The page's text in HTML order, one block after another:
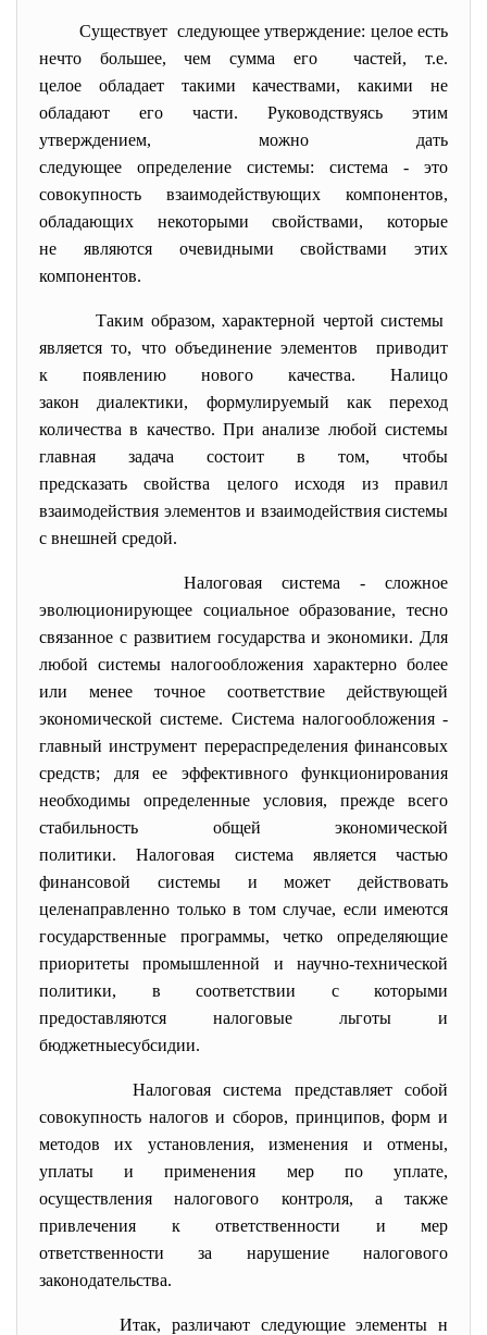
Существует следующее утверждение: целое есть
нечто большее, чем сумма его частей, т.е.
целое обладает такимикачествами, какими не
обладают его части. Руководствуясь этим
утверждением, можно дать
следующее определение системы: система - это
совокупность взаимодействующих компонентов,
обладающих некоторымисвойствами, которые
не являются очевиднымисвойствами этих
компонентов.
Таким образом, характерной чертой системы
является то, что объединение элементов приводит
к появлению нового качества. Налицо
закон диалектики, формулируемый как переход
количества в качество. При анализе любой системы
главная задача состоит в том, чтобы
предсказатьсвойства целого исходя из правил
взаимодействия элементов и взаимодействия системы
с внешней средой.
Налоговая система - сложное
эволюционирующее социальное образование, тесно
связанное с развитием государстваи экономики. Для
любой системы налогообложения характерно более
или менее точное соответствие действующей
экономической системе. Система налогообложения -
главный инструмент перераспределения финансовых
средств; для ее эффективного функционирования
необходимы определенные условия, прежде всего
стабильность общей экономической
политики.Налоговая система является частью
финансовой системы и может действовать
целенаправленно только в том случае, если имеются
государственные программы, четко определяющие
приоритеты промышленной и научно-технической
политики, в соответствии с которыми
предоставляются налоговые льготы и
бюджетныесубсидии.
Налоговая система представляет собой
совокупность налоговисборов, принципов, форм и
методов их установления, изменения и отмены,
уплаты и применения мер по уплате,
осуществленияналогового контроля, а также
привлечения к ответственности и мер
ответственности за нарушение налогового
законодательства.
Итак, различают следующие элементын